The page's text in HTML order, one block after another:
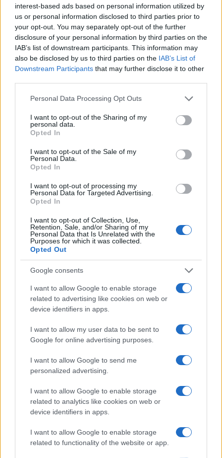
interest-based ads based on personal information utilized by
us or personal information disclosed to third parties prior to
your opt-out. You may separately opt-out of the further
disclosure of your personal information by third parties on the
IAB’s list of downstream participants. This information may
also be disclosed by us to third parties on the IAB’s List of
Downstream Participants that may further disclose it to other
Please note that this website/app uses one or more Google
not limited to your visit or usage behaviour. You may click to
grant or deny consent to Google and its third-party tags to
use your data for below specified purposes in below Google
consent section.
Personal Data Processing Opt Outs
I want to opt-out of the Sharing of my
personal data.
Opted In
I want to opt-out of the Sale of my
Personal Data.
Opted In
I want to opt-out of processing my
Personal Data for Targeted Advertising.
Opted In
I want to opt-out of Collection, Use,
Retention, Sale, and/or Sharing of my
Personal Data that Is Unrelated with the
Purposes for which it was collected.
Opted Out
Google consents
I want to allow Google to enable storage
related to advertising like cookies on web or
device identifiers in apps.
I want to allow my user data to be sent to
Google for online advertising purposes.
I want to allow Google to send me
personalized advertising.
I want to allow Google to enable storage
related to analytics like cookies on web or
device identifiers in apps.
I want to allow Google to enable storage
related to functionality of the website or app.
Continua a leggere
Ripensare le tecnologie umanitarie oltre i criteri dei
donatori
B2B NEWS